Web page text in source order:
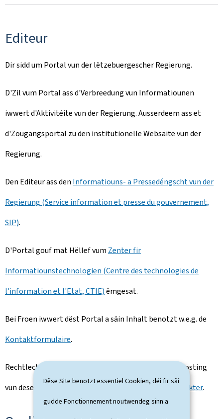
Dëse Site benotzt essentiel Cookien, déi fir säi
gudde Fonctionnement noutwendeg sinn a
Editeur
Dir sidd um Portal vun der lëtzebuergescher Regierung.
D'Zil vum Portal ass d'Verbreedung vun Informatiounen
iwwert d'Aktivitéite vun der Regierung. Ausserdeem ass et
d'Zougangsportal zu den institutionelle Websäite vun der
Regierung.
Den Editeur ass den Informatiouns- a Pressedéngscht vun der
Regierung (Service information et presse du gouvernement,
SIP).
D'Portal gouf mat Hëllef vum Zenter fir
Informatiounstechnologien (Centre des technologies de
l'information et l'Etat, CTIE)ëmgesat.
Bei Froen iwwert dëst Portal a säin Inhalt benotzt w.e.g. de
Kontaktformulaire.
Rechtlech Hiwäiser an Informatiounen iwwert den Hosting
vun dëser Websäit fannt Dir op der Säit
rechtlech Aspekter.